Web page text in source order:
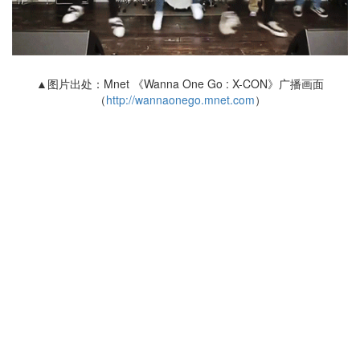
▲图片出处：Mnet 《Wanna One Go : X-CON》广播画面
（http://wannaonego.mnet.com）